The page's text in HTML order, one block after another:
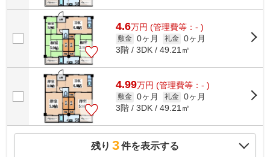
4.6万円 (管理費等：- )
敷金 0ヶ月 礼金 0ヶ月
3階 / 3DK / 49.21㎡
4.99万円 (管理費等：- )
敷金 0ヶ月 礼金 0ヶ月
3階 / 3DK / 49.21㎡
残り 3件を表示する